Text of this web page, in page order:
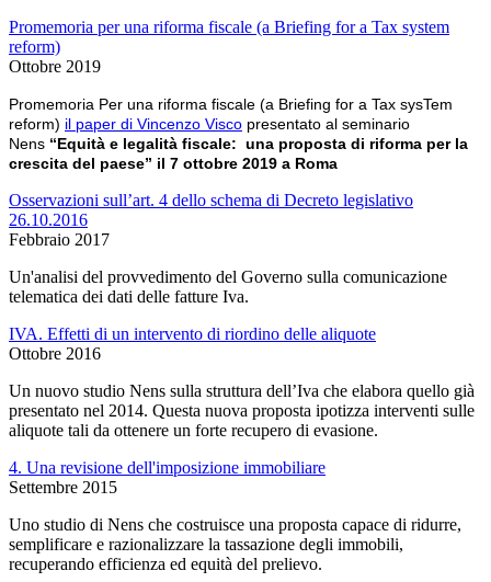
Promemoria per una riforma fiscale (a Briefing for a Tax system
reform)
Ottobre 2019
Promemoria Per una riforma fiscale (a Briefing for a Tax sysTem
reform) il paper di Vincenzo Visco presentato al seminario
Nens “Equità e legalità fiscale: una proposta di riforma per la
crescita del paese” il 7 ottobre 2019 a Roma
Osservazioni sull’art. 4 dello schema di Decreto legislativo
26.10.2016
Febbraio 2017
Un'analisi del provvedimento del Governo sulla comunicazione
telematica dei dati delle fatture Iva.
IVA. Effetti di un intervento di riordino delle aliquote
Ottobre 2016
Un nuovo studio Nens sulla struttura dell’Iva che elabora quello già
presentato nel 2014. Questa nuova proposta ipotizza interventi sulle
aliquote tali da ottenere un forte recupero di evasione.
4. Una revisione dell'imposizione immobiliare
Settembre 2015
Uno studio di Nens che costruisce una proposta capace di ridurre,
semplificare e razionalizzare la tassazione degli immobili,
recuperando efficienza ed equità del prelievo.